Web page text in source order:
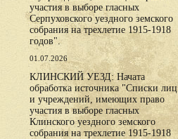
участия в выборе гласных
Серпуховского уездного земского
собрания на трехлетие 1915-1918
годов".
01.07.2026
КЛИНСКИЙ УЕЗД: Начата
обработка источника "Списки лиц
и учреждений, имеющих право
участия в выборе гласных
Клинского уездного земского
собрания на трехлетие 1915-1918